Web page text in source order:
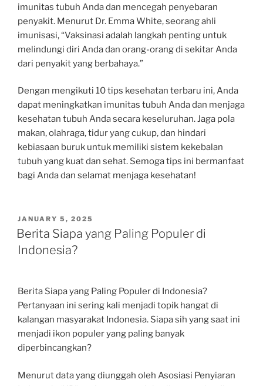
imunitas tubuh Anda dan mencegah penyebaran
penyakit. Menurut Dr. Emma White, seorang ahli
imunisasi, “Vaksinasi adalah langkah penting untuk
melindungi diri Anda dan orang-orang di sekitar Anda
dari penyakit yang berbahaya.”
Dengan mengikuti 10 tips kesehatan terbaru ini, Anda
dapat meningkatkan imunitas tubuh Anda dan menjaga
kesehatan tubuh Anda secara keseluruhan. Jaga pola
makan, olahraga, tidur yang cukup, dan hindari
kebiasaan buruk untuk memiliki sistem kekebalan
tubuh yang kuat dan sehat. Semoga tips ini bermanfaat
bagi Anda dan selamat menjaga kesehatan!
POSTED
ON
JANUARY 5, 2025
Berita Siapa yang Paling Populer di
Indonesia?
Berita Siapa yang Paling Populer di Indonesia?
Pertanyaan ini sering kali menjadi topik hangat di
kalangan masyarakat Indonesia. Siapa sih yang saat ini
menjadi ikon populer yang paling banyak
diperbincangkan?
Menurut data yang diunggah oleh Asosiasi Penyiaran